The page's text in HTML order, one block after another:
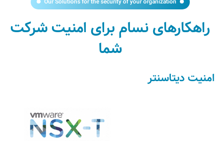
راهکارهای نسام برای امنیت شرکت
شما
امنیت دیتاسنتر